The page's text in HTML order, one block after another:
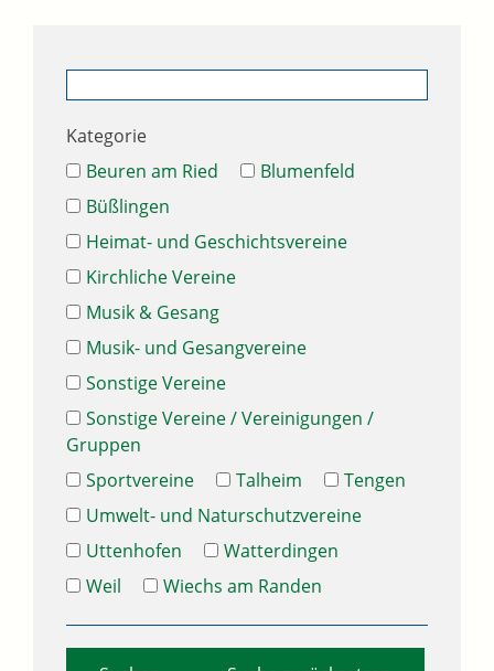
Kategorie
Beuren am Ried
Blumenfeld
Büßlingen
Heimat- und Geschichtsvereine
Kirchliche Vereine
Musik & Gesang
Musik- und Gesangvereine
Sonstige Vereine
Sonstige Vereine / Vereinigungen /
Gruppen
Sportvereine
Talheim
Tengen
Umwelt- und Naturschutzvereine
Uttenhofen
Watterdingen
Weil
Wiechs am Randen